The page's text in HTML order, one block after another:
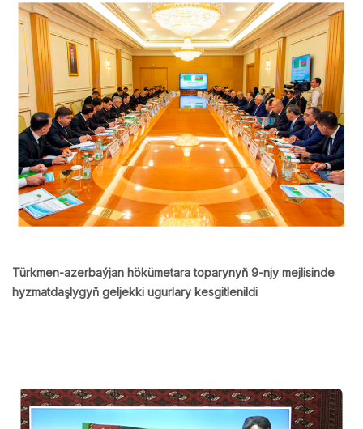
Türkmen-azerbaýjan hökümetara toparynyň 9-njy mejlisinde
hyzmatdaşlygyň geljekki ugurlary kesgitlenildi